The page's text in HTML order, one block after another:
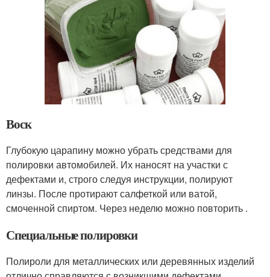
Воск
Глубокую царапину можно убрать средствами для
полировки автомобилей. Их наносят на участки с
дефектами и, строго следуя инструкции, полируют
линзы. После протирают салфеткой или ватой,
смоченной спиртом. Через неделю можно повторить .
Специальные полировки
Полироли для металлических или деревянных изделий